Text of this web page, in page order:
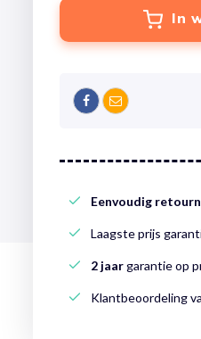
In
Eenvoudig
Laagste prijs
2 jaargarantie op
Klantbeoordeling